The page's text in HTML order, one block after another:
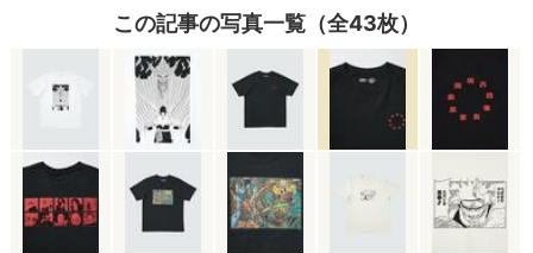
この記事の写真一覧（全43枚）